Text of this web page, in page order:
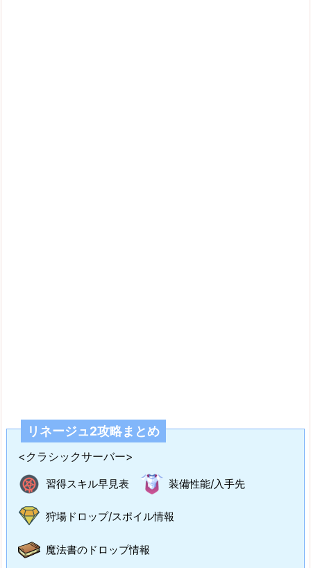
リネージュ2攻略まとめ
<クラシックサーバー>
習得スキル早見表 装備性能/入手先
狩場ドロップ/スポイル情報
魔法書のドロップ情報